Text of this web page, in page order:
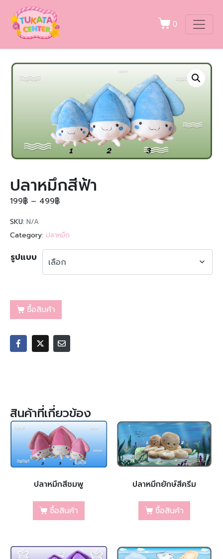
0
ปลาหมึกสีฟ้า
199฿ – 499฿
SKU: N/A
Category: ปลาหมึก
รูปแบบ
ซื้อสินค้า
สินค้าที่เกี่ยวข้อง
ปลาหมึกสีชมพู
ซื้อสินค้า
ปลาหมึกยักษ์สีครีม
ซื้อสินค้า